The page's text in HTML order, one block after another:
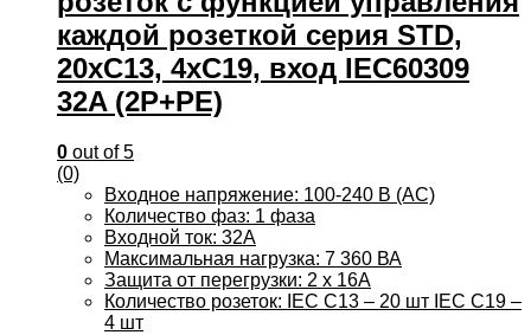
каждой розеткой серия STD,
20xC13, 4xC19, вход IEC60309
32A (2P+PE)
0 out of 5
(0)
Входное напряжение: 100-240 В (AC)
Количество фаз: 1 фаза
Входной ток: 32А
Максимальная нагрузка: 7 360 ВА
Защита от перегрузки: 2 х 16А
Количество розеток: IEC C13 – 20 шт IEC C19 –
4 шт